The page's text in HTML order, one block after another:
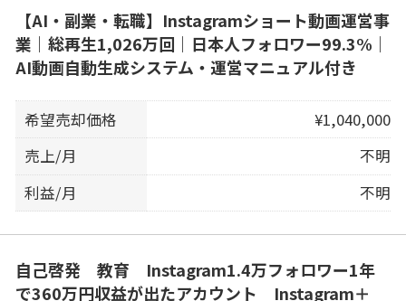
【AI・副業・転職】Instagramショート動画運営事
業｜総再生1,026万回｜日本人フォロワー99.3%｜
AI動画自動生成システム・運営マニュアル付き
希望売却価格
¥1,040,000
売上/月
不明
利益/月
不明
自己啓発 教育 Instagram1.4万フォロワー1年
で360万円収益が出たアカウント Instagram＋